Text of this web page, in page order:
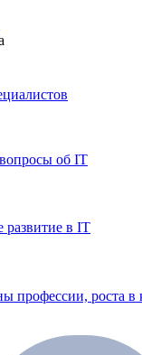
об IT
развитие в IT
профессии, роста в